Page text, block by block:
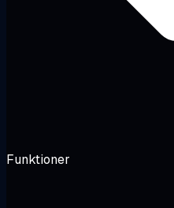
Funktioner